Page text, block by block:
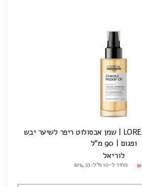
LOREAL SERIE EXPERT | שמן אבסולוט ריפר לשיער יבש
ופגום | 90 מ"ל
לוריאל
₪ מחיר ל-10 מ"ל: ₪14.33